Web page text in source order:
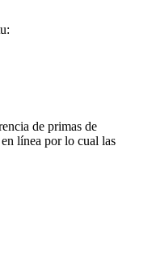
de primas de
línea por lo cual las